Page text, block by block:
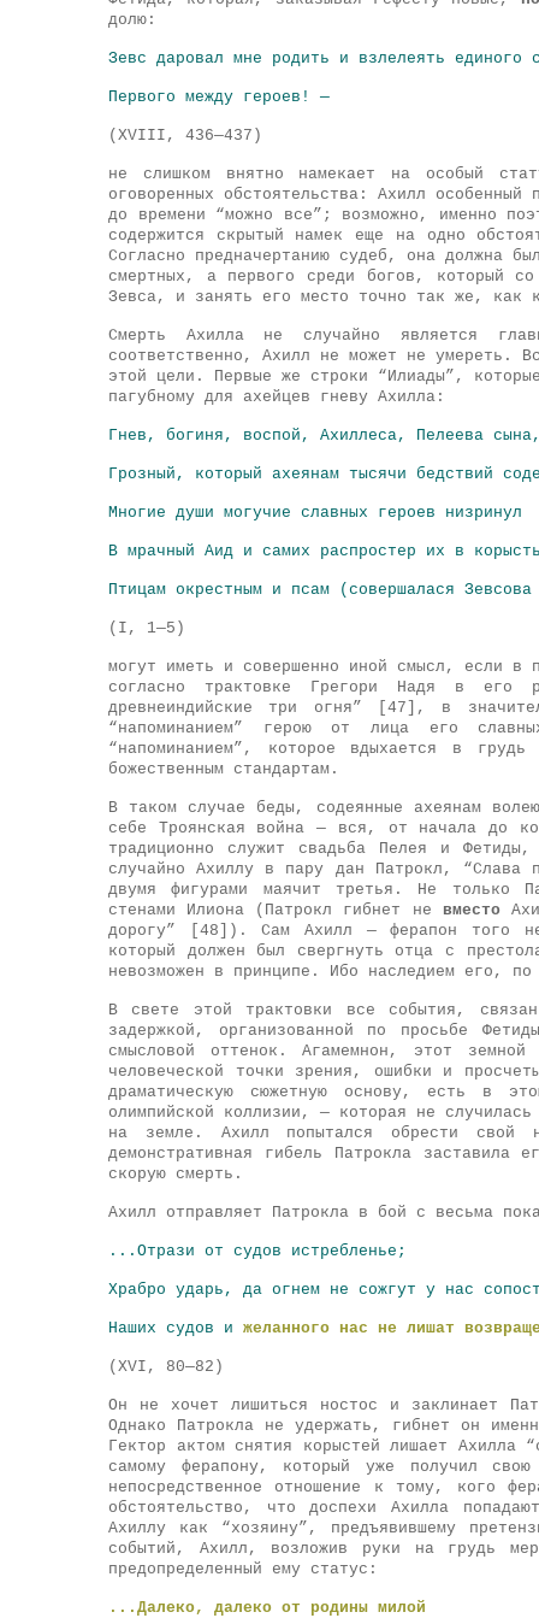
долю:
Зевс даровал мне родить и взлелеять единого
Первого между героев! —
(XVIII, 436—437)
не слишком внятно намекает на особый
оговоренных обстоятельства: Ахилл
до времени “можно все”; возможно, именно
содержится скрытый намек еще на одно
Согласно предначертанию судеб, она должна
смертных, а первого среди богов, который
Зевса, и занять его место точно так же,
Смерть Ахилла не случайно является
соответственно, Ахилл не может не умереть.
этой цели. Первые же строки “Илиады”,
пагубному для ахейцев гневу Ахилла:
Гнев, богиня, воспой, Ахиллеса, Пелеева
Грозный, который ахеянам тысячи бедствий
Многие души могучие славных героев низринул
В мрачный Аид и самих распростер их в
Птицам окрестным и псам (совершалася
(I, 1—5)
могут иметь и совершенно иной смысл, если в
согласно трактовке Грегори Надя в его
древнеиндийские три огня” [47], в
“напоминанием” герою от лица его
“напоминанием”, которое вдыхается в
божественным стандартам.
В таком случае беды, содеянные ахеянам
себе Троянская война — вся, от начала до
традиционно служит свадьба Пелея и
случайно Ахиллу в пару дан Патрокл, “Слава
двумя фигурами маячит третья. Не только
стенами Илиона (Патрокл гибнет не вместо
дорогу” [48]). Сам Ахилл — ферапон того
который должен был свергнуть отца с
невозможен в принципе. Ибо наследием его,
В свете этой трактовки все события,
задержкой, организованной по просьбе
смысловой оттенок. Агамемнон, этот
человеческой точки зрения, ошибки и
драматическую сюжетную основу, есть в
олимпийской коллизии, — которая не
на земле. Ахилл попытался обрести свой
демонстративная гибель Патрокла
скорую смерть.
Ахилл отправляет Патрокла в бой с весьма
...Отрази от судов истребленье;
Храбро ударь, да огнем не сожгут у нас
Наших судов и желанного нас не лишат
(XVI, 80—82)
Он не хочет лишиться ностос и заклинает
Однако Патрокла не удержать, гибнет он
Гектор актом снятия корыстей лишает Ахилла
самому ферапону, который уже получил
непосредственное отношение к тому, кого
обстоятельство, что доспехи Ахилла
Ахиллу как “хозяину”, предъявившему
событий, Ахилл, возложив руки на грудь
предопределенный ему статус:
...Далеко, далеко от родины милой